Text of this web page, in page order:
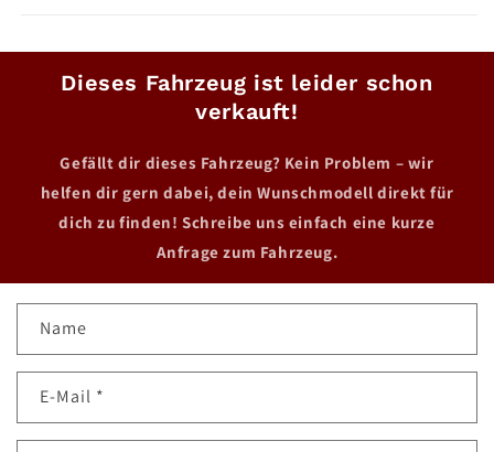
Dieses Fahrzeug ist leider schon
verkauft!
Gefällt dir dieses Fahrzeug? Kein Problem – wir
helfen dir gern dabei, dein Wunschmodell direkt für
dich zu finden! Schreibe uns einfach eine kurze
Anfrage zum Fahrzeug.
n
a
Name
E-Mail *